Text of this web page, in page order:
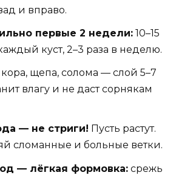
и вправо.
первые 2 недели: 10–15
куст, 2–3 раза в неделю.
кора, щепа, солома — слой 5–7
влагу и не даст сорнякам
— не стриги! Пусть растут.
сломанные и больные ветки.
— лёгкая формовка: срежь